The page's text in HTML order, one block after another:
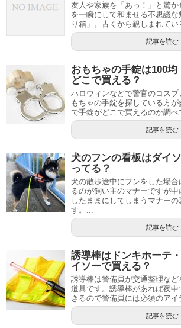
友人や家族を「あっ！」と驚
を一瞬にして和ませる不思議な
り箱」。古くから親しまれて
記事を読む
おもちゃの手錠は100
どこで買える？
ハロウィンなどで警官のコス
もちゃの手錠を探している方
で手錠がどこで買えるのか調
記事を読む
犬のフンの看板はダイ
ってる？
犬の散歩途中にフンをした場
るのが飼い主のマナーですが
したままにしてしまうマナーの
す。...
記事を読む
誘導棒はドンキホーテ
イソーで買える？
誘導棒は警備員が交通整理な
道具です。誘導棒があれば夜
きるので警備員には必須のア
記事を読む